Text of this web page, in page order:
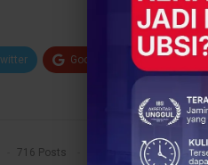
Google+ ReddIt
716 Posts